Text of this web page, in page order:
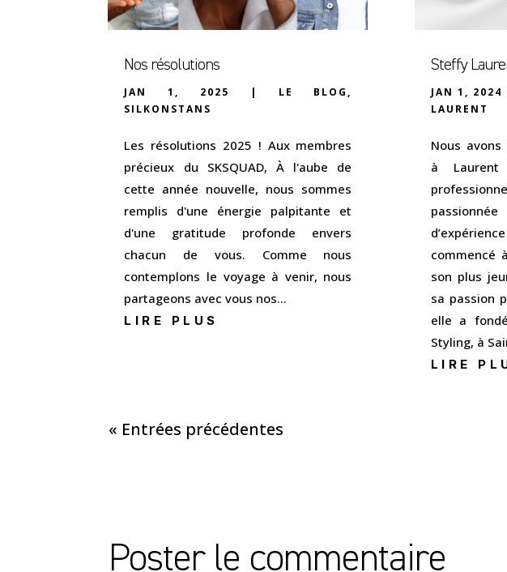
Nos résolutions
JAN 1, 2025 LE BLOG,
SILKONSTANS
Les résolutions 2025 ! Aux membres
précieux du SKSQUAD, À l'aube de
cette année nouvelle, nous sommes
remplis d'une énergie palpitante et
d'une gratitude profonde envers
chacun de vous. Comme nous
contemplons le voyage à venir, nous
partageons avec vous nos...
LIRE PLUS
Steffy
JAN 1, 2024
LAURENT
Nous
à Laurent
commencé
son plus
sa passion
elle a
Styling, à
LIRE
« Entrées précédentes
Poster le commentaire